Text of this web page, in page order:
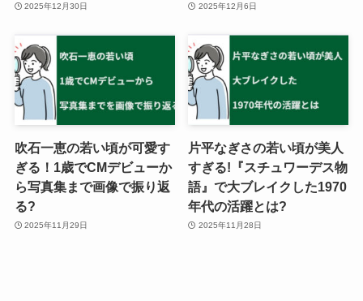
2025年12月30日 2025年12月6日
吹石一恵の若い頃が可愛す
ぎる！1歳でCMデビューか
ら写真集まで画像で振り返
る?
2025年11月29日
片平なぎさの若い頃が美人
すぎる!『スチュワーデス物
語』で大ブレイクした1970
年代の活躍とは?
2025年11月28日